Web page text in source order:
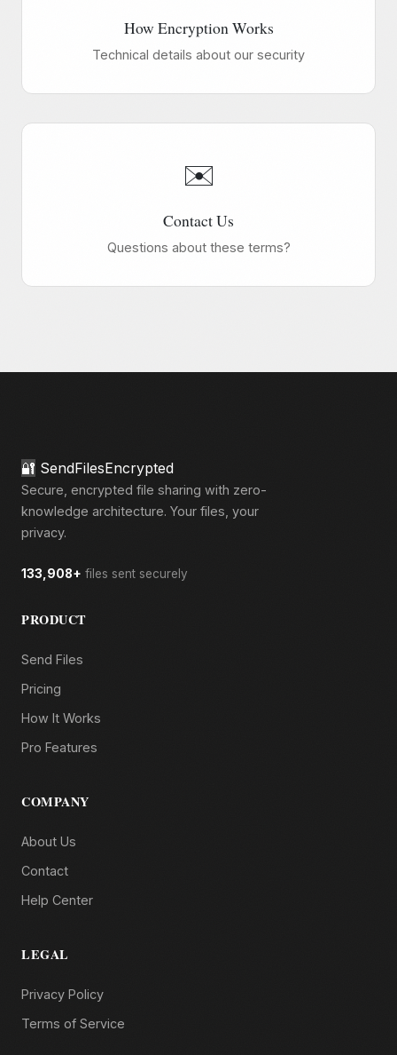
How Encryption Works
Technical details about our security
✉️
Contact Us
Questions about these terms?
🔐 SendFilesEncrypted
Secure, encrypted file sharing with zero-
knowledge architecture. Your files, your
privacy.
133,908+ files sent securely
PRODUCT
Send Files
Pricing
How It Works
Pro Features
COMPANY
About Us
Contact
Help Center
LEGAL
Privacy Policy
Terms of Service